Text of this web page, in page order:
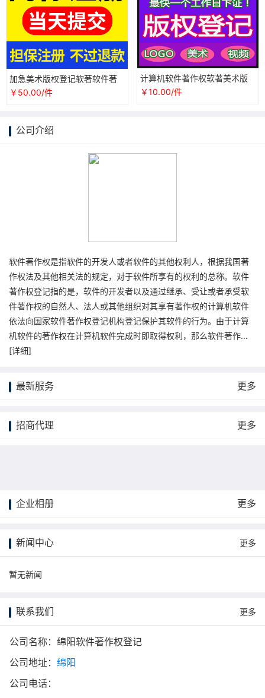
加急美术版权登记软著软件著
作权商标注册办理申请异议续
展包通过
￥50.00/件
计算机软件著作权软著美术版
权登记软件测试报告商标注册
续展加急
￥10.00/件
公司介绍
软件著作权是指软件的开发人或者软件的其他权利人，根据我国著
作权法及其他相关法的规定，对于软件所享有的权利的总称。软件
著作权登记指的是，软件的开发者以及通过继承、受让或者承受软
件著作权的自然人、法人或其他组织对其享有著作权的计算机软件
依法向国家软件著作权登记机构登记保护其软件的行为。由于计算
机软件的著作权在计算机软件完成时即取得权利，那么软件著作...
[详细]
最新服务 更多
招商代理 更多
企业相册 更多
新闻中心 更多
暂无新闻
联系我们 更多
公司名称：绵阳软件著作权登记
公司地址： 绵阳
公司电话：